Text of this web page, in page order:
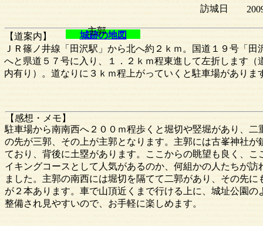
【感想・メモ】
駐車場から南南西へ２００ｍ程歩くと堀切や竪堀があり、二
の先が三郭、その上が主郭となります。主郭には古峯神社が
ており、背後に土塁があります。ここからの眺望も良く、こ
イキングコースとして人気があるのか、何組かの人たちが訪
ました。主郭の南西には堀切を隔てて二郭があり、その先に
が２本あります。車で山頂近くまで行ける上に、城址公園の
整備され見やすいので、お手軽に楽しめます。
主郭
訪城日
城跡の地図
【道案内】
ＪＲ篠ノ井線「田沢駅」から北へ約２ｋｍ。国道１９号「田
へと県道５７号に入り、１．２ｋｍ程東進して左折します（
内有り）。道なりに３ｋｍ程上がっていくと駐車場がありま